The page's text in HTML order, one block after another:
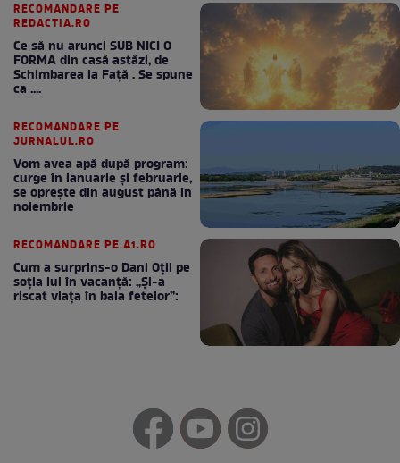
RECOMANDARE PE
REDACTIA.RO
Ce să nu arunci SUB NICI O
FORMA din casă astăzi, de
Schimbarea la Față . Se spune
ca ....
RECOMANDARE PE
JURNALUL.RO
Vom avea apă după program:
curge în ianuarie și februarie,
se oprește din august până în
noiembrie
RECOMANDARE PE A1.RO
Cum a surprins-o Dani Oțil pe
soția lui în vacanță: „Și-a
riscat viața în baia fetelor”: